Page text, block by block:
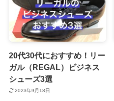
20代30代におすすめ！リー
ガル（REGAL）ビジネス
シューズ3選
2023年9月18日